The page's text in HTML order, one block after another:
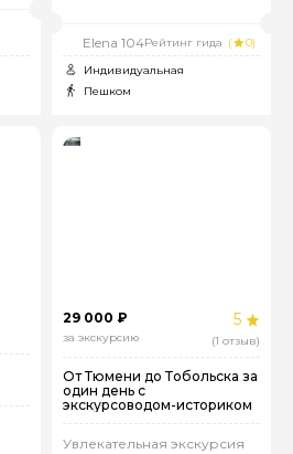
Elena 104Рейтинг гида (
0)
Индивидуальная
Пешком
29 000 ₽
за экскурсию
5
(1 отзыв)
От Тюмени до Тобольска за
один день с
экскурсоводом-историком
Увлекательная экскурсия